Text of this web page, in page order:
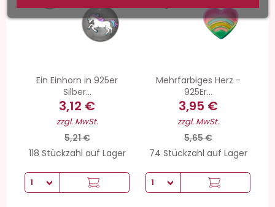
Ein Einhorn in 925er
Silber...
3,12 €
zzgl. MwSt.
5,21 €
118 Stückzahl auf Lager
Mehrfarbiges Herz -
925Er...
3,95 €
zzgl. MwSt.
5,65 €
74 Stückzahl auf Lager